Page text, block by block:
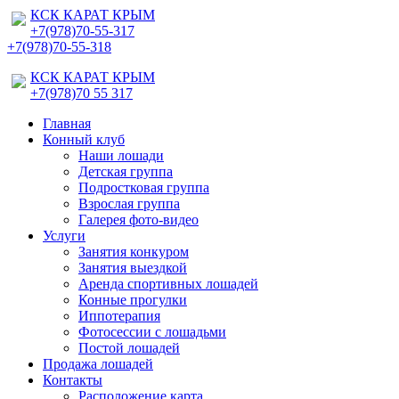
КСК КАРАТ КРЫМ
+7(978)70-55-317
+7(978)70-55-318
КСК КАРАТ КРЫМ
+7(978)70 55 317
Главная
Конный клуб
Наши лошади
Детская группа
Подростковая группа
Взрослая группа
Галерея фото-видео
Услуги
Занятия конкуром
Занятия выездкой
Аренда спортивных лошадей
Конные прогулки
Иппотерапия
Фотосессии с лошадьми
Постой лошадей
Продажа лошадей
Контакты
Расположение карта